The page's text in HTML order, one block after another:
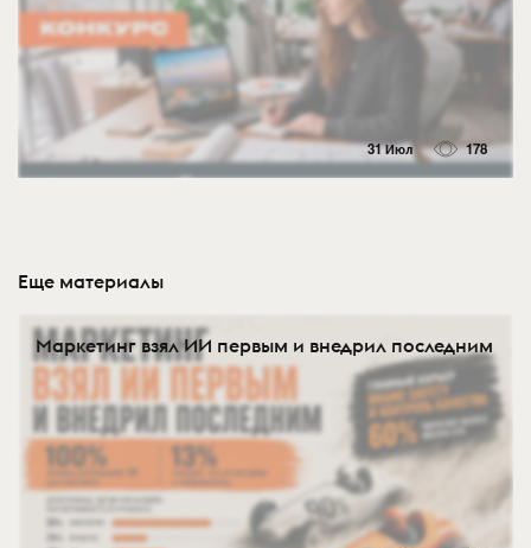
31 Июл 178
Еще материалы
Маркетинг взял ИИ первым и внедрил последним